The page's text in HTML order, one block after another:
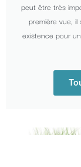
peut être très
première vue,
existence pour